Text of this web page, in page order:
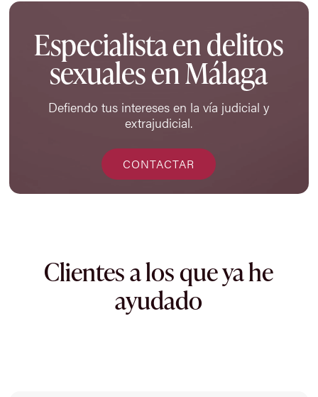
Especialista en delitos
sexuales en Málaga
Defiendo tus intereses en la vía judicial y
extrajudicial.
CONTACTAR
Clientes a los que ya he
ayudado